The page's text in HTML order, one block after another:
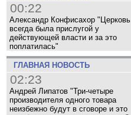
00:22
Александр Конфисахор "Церковь
всегда была прислугой у
действующей власти и за это
поплатилась"
ГЛАВНАЯ НОВОСТЬ
02:23
Андрей Липатов "Три-четыре
производителя одного товара
неизбежно будут в сговоре и это